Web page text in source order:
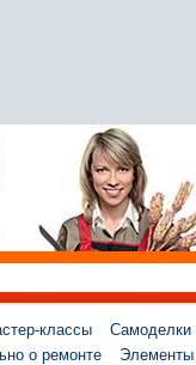
классы
Самоделки
о ремонте Элементы